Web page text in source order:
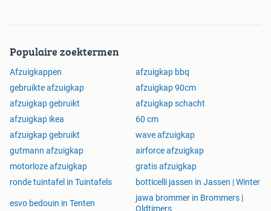
Populaire zoektermen
Afzuigkappen
afzuigkap bbq
gebruikte afzuigkap
afzuigkap 90cm
afzuigkap gebruikt
afzuigkap schacht
afzuigkap ikea
60 cm
afzuigkap gebruikt
wave afzuigkap
gutmann afzuigkap
airforce afzuigkap
motorloze afzuigkap
gratis afzuigkap
ronde tuintafel in Tuintafels
botticelli jassen in Jassen | Winter
esvo bedouin in Tenten
jawa brommer in Brommers |
Oldtimers